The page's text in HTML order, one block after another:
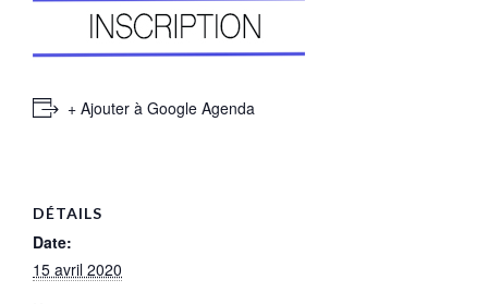
+ Ajouter à Google Agenda
DÉTAILS
Date:
15 avril 2020